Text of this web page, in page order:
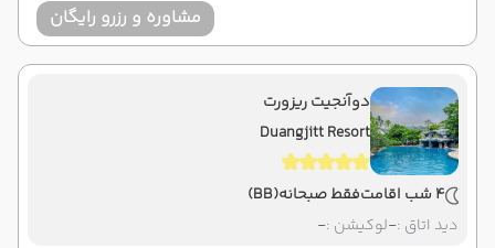
مشاوره و رزرو رایگان
دوآنجیت ریزورت
Duangjitt Resort
4 شب اقامت فقط صبحانه(BB)
دید اتاق :-لوکیشن :-